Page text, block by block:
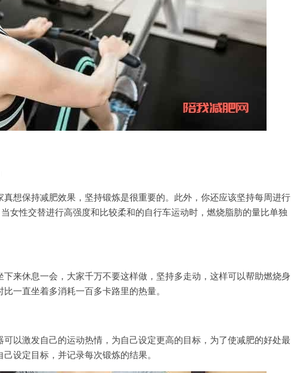
想保持减肥效果，坚持锻炼是很重要的。此外，你还应该坚持每周进行
女性交替进行高强度和比较柔和的自行车运动时，燃烧脂肪的量比单独
来休息一会，大家千万不要这样做，坚持多走动，这样可以帮助燃烧身
一直坐着多消耗一百多卡路里的热量。
以激发自己的运动热情，为自己设定更高的目标，为了使减肥的好处最
设定目标，并记录每次锻炼的结果。